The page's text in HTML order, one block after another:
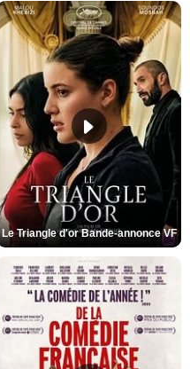
Le Triangle d'or Bande-annonce VF